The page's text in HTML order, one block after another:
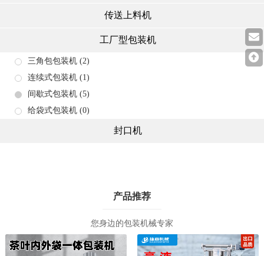
传送上料机
工厂型包装机
三角包包装机 (2)
连续式包装机 (1)
间歇式包装机 (5)
给袋式包装机 (0)
封口机
产品推荐
您身边的包装机械专家